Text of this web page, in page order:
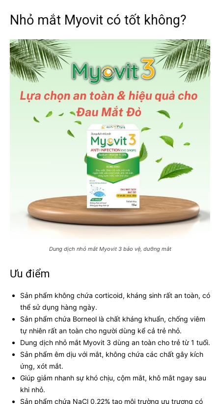
Nhỏ mắt Myovit có tốt không?
Dung dịch nhỏ mắt Myovit 3 bảo vệ, dưỡng mắt
Ưu điểm
Sản phẩm không chứa corticoid, kháng sinh rất an toàn, có
thể sử dụng hàng ngày.
Sản phẩm chứa Borneol là chất kháng khuẩn, chống viêm
tự nhiên rất an toàn cho người dùng kể cả trẻ nhỏ.
Dung dịch nhỏ mắt Myovit 3 dùng an toàn cho trẻ từ 1 tuổi.
Sản phẩm êm dịu với mắt, không chứa các chất gây kích
ứng, xót mắt.
Giúp giảm nhanh sự khó chịu, cộm mắt, khô mắt ngay sau
khi nhỏ.
Sản phẩm chứa NaCl 0,22% tạo môi trường ưu trương có